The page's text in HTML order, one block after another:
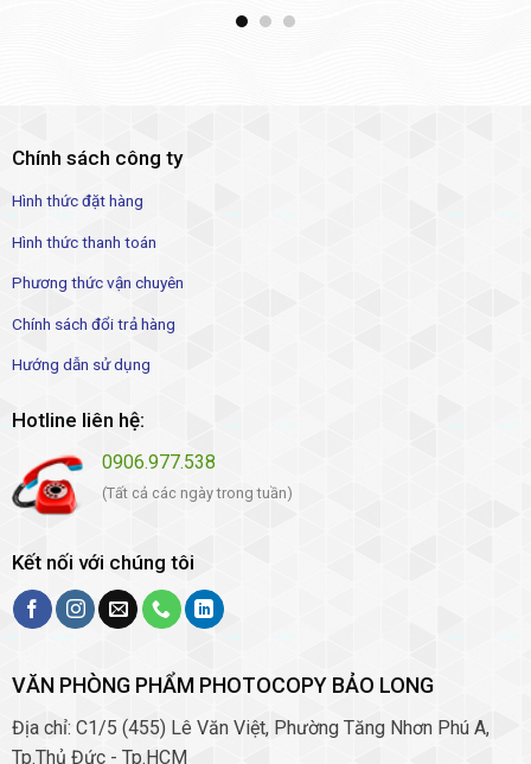
Chính sách công ty
Hình thức đặt hàng
Hình thức thanh toán
Phương thức vận chuyên
Chính sách đổi trả hàng
Hướng dẫn sử dụng
Hotline liên hệ:
0906.977.538
(Tất cả các ngày trong tuần)
Kết nối với chúng tôi
VĂN PHÒNG PHẨM PHOTOCOPY BẢO LONG
Địa chỉ: C1/5 (455) Lê Văn Việt, Phường Tăng Nhơn Phú A,
Tp.Thủ Đức - Tp.HCM